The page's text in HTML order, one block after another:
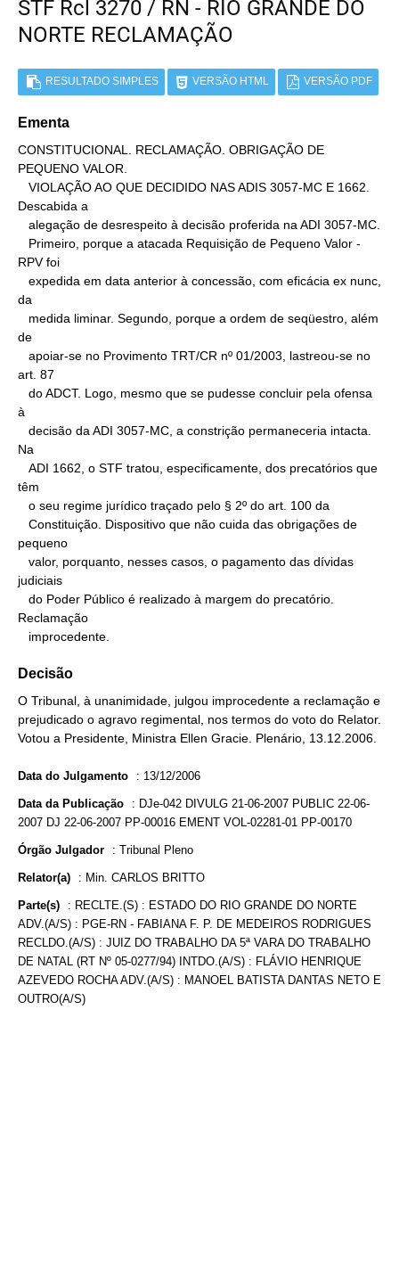
STF Rcl 3270 / RN - RIO GRANDE DO
NORTE RECLAMAÇÃO
RESULTADO SIMPLES VERSÃO HTML VERSÃO PDF
Ementa
CONSTITUCIONAL. RECLAMAÇÃO. OBRIGAÇÃO DE
PEQUENO VALOR.
Descabida a
RPV foi
da
de
art. 87
à
Na
têm
pequeno
judiciais
Reclamação
   improcedente.
Decisão
O Tribunal, à unanimidade, julgou improcedente a reclamação e
prejudicado o agravo regimental, nos termos do voto do Relator.
Votou a Presidente, Ministra Ellen Gracie. Plenário, 13.12.2006.
Data do Julgamento : 13/12/2006
Data da Publicação : DJe-042 DIVULG 21-06-2007 PUBLIC 22-06-
2007 DJ 22-06-2007 PP-00016 EMENT VOL-02281-01 PP-00170
Órgão Julgador : Tribunal Pleno
Relator(a) : Min. CARLOS BRITTO
Parte(s) : RECLTE.(S) : ESTADO DO RIO GRANDE DO NORTE
ADV.(A/S) : PGE-RN - FABIANA F. P. DE MEDEIROS RODRIGUES
RECLDO.(A/S) : JUIZ DO TRABALHO DA 5ª VARA DO TRABALHO
DE NATAL (RT Nº 05-0277/94) INTDO.(A/S) : FLÁVIO HENRIQUE
AZEVEDO ROCHA ADV.(A/S) : MANOEL BATISTA DANTAS NETO E
OUTRO(A/S)